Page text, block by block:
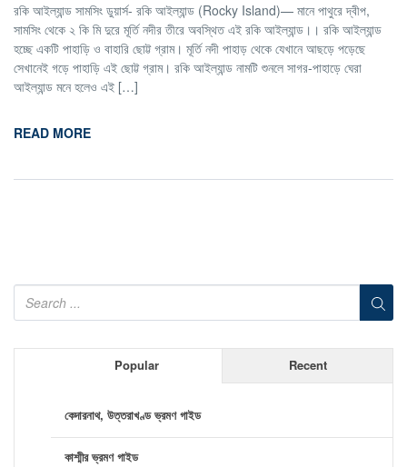
রকি আইল্যান্ড সামসিং ডুয়ার্স- রকি আইল্যান্ড (Rocky Island)— মানে পাথুরে দ্বীপ,
সামসিং থেকে ২ কি মি দুরে মূর্তি নদীর তীরে অবস্থিত এই রকি আইল্যান্ড।। রকি আইল্যান্ড
হচ্ছে একটি পাহাড়ি ও বাহারি ছোট্ট গ্রাম। মূর্তি নদী পাহাড় থেকে যেখানে আছড়ে পড়েছে
সেখানেই গড়ে পাহাড়ি এই ছোট্ট গ্রাম। রকি আইল্যান্ড নামটি শুনলে সাগর-পাহাড়ে ঘেরা
আইল্যান্ড মনে হলেও এই […]
READ MORE
Popular Recent
কেদারনাথ, উত্তরাখণ্ড ভ্রমণ গাইড
কাশ্মীর ভ্রমণ গাইড